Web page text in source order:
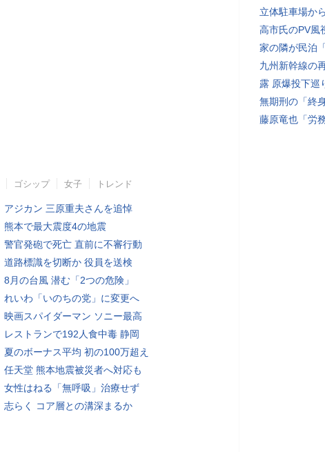
ゴシップ 女子 トレンド
アジカン 三原重夫さんを追悼
熊本で最大震度4の地震
警官発砲で死亡 直前に不審行動
道路標識を切断か 役員を送検
8月の台風 潜む「2つの危険」
れいわ「いのちの党」に変更へ
映画スパイダーマン ソニー最高
レストランで192人食中毒 静岡
夏のボーナス平均 初の100万超え
任天堂 熊本地震被災者へ対応も
女性はねる「無呼吸」治療せず
志らく コア層との溝深まるか
立体駐車場か
高市氏のPV風
家の隣が民泊
九州新幹線の
露 原爆投下巡
無期刑の「終
藤原竜也「労